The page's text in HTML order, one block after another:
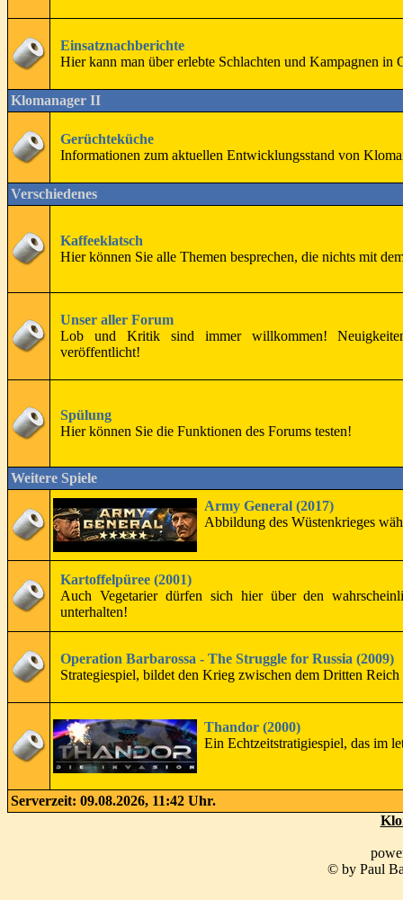
Einsatznachberichte
Hier kann man über erlebte Schlachten und Kampagnen in
Klomanager II
Gerüchteküche
Informationen zum aktuellen Entwicklungsstand von
Verschiedenes
Kaffeeklatsch
Hier können Sie alle Themen besprechen, die nichts mit
Unser aller Forum
Lob und Kritik sind immer willkommen!
veröffentlicht!
Spülung
Hier können Sie die Funktionen des Forums testen!
Weitere Spiele
Army General (2017)
Abbildung des Wüstenkrieges
Kartoffelpüree (2001)
Auch Vegetarier dürfen sich hier über den
unterhalten!
Operation Barbarossa - The Struggle for Russia (2009)
Strategiespiel, bildet den Krieg zwischen dem Dritten
Thandor (2000)
Ein Echtzeitstratigiespiel, das im
Serverzeit: 09.08.2026, 11:42 Uhr.
© by Paul